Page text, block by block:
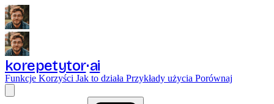
korepetytor ai
Funkcje Korzyści Jak to działa Przykłady użycia Porównaj